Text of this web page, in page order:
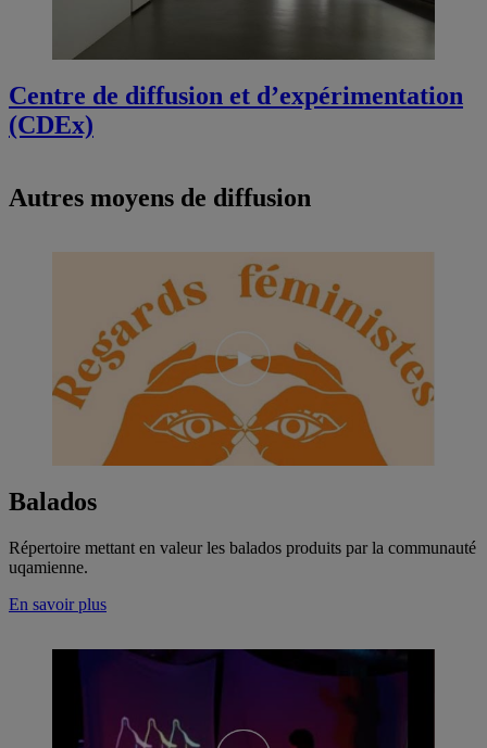
Centre de diffusion et d’expérimentation
(CDEx)
Autres moyens de diffusion
Balados
Répertoire mettant en valeur les balados produits par la communauté
uqamienne.
En savoir plus